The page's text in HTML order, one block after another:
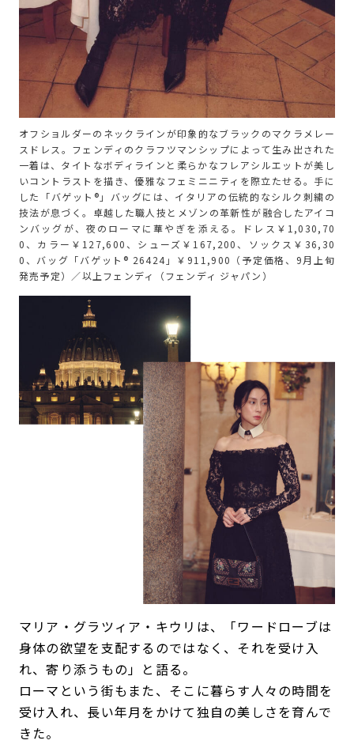
オフショルダーのネックラインが印象的なブラックのマクラメレー
スドレス。フェンディのクラフツマンシップによって生み出された
一着は、タイトなボディラインと柔らかなフレアシルエットが美し
いコントラストを描き、優雅なフェミニニティを際立たせる。手に
した「バゲット®」バッグには、イタリアの伝統的なシルク刺繍の
技法が息づく。卓越した職人技とメゾンの革新性が融合したアイコ
ンバッグが、夜のローマに華やぎを添える。ドレス￥1,030,70
0、カラー￥127,600、シューズ￥167,200、ソックス￥36,30
0、バッグ「バゲット® 26424」￥911,900（予定価格、9月上旬
発売予定）／以上フェンディ（フェンディ ジャパン）
マリア・グラツィア・キウリは、「ワードローブは
身体の欲望を支配するのではなく、それを受け入
れ、寄り添うもの」と語る。
ローマという街もまた、そこに暮らす人々の時間を
受け入れ、長い年月をかけて独自の美しさを育んで
きた。